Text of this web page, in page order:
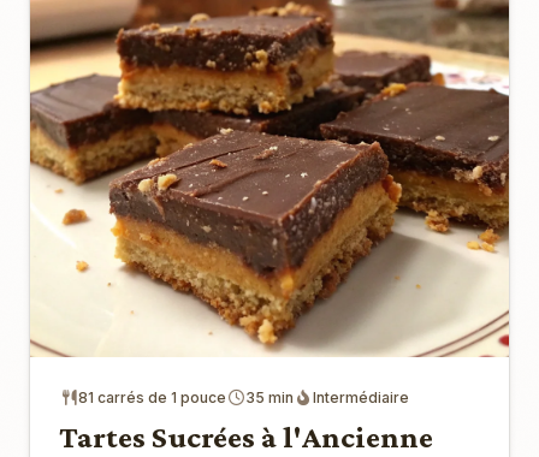
81 carrés de 1 pouce 35 min Intermédiaire
Tartes Sucrées à l'Ancienne